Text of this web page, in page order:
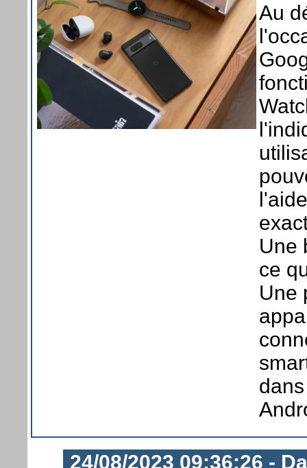
Au
Une
ce
Une
24/08/2023 09:36:26 -